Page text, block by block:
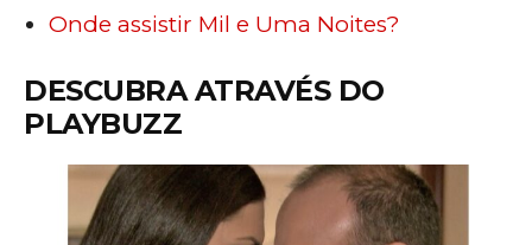
Onde assistir Mil e Uma Noites?
DESCUBRA ATRAVÉS DO
PLAYBUZZ